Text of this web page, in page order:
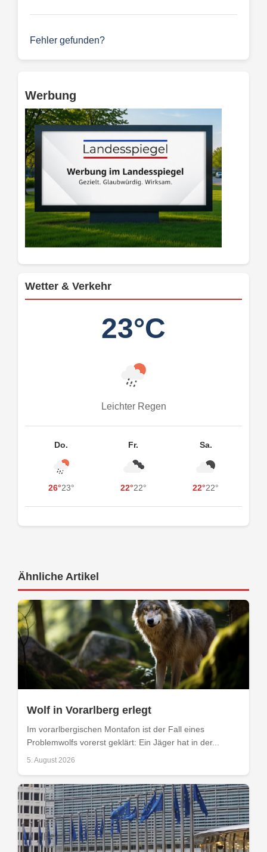
Fehler gefunden?
Werbung
Wetter & Verkehr
23°C
Leichter Regen
Do.
26°23°
Fr.
22°22°
Sa.
22°22°
Ähnliche Artikel
Wolf in Vorarlberg erlegt
Im vorarlbergischen Montafon ist der Fall eines
Problemwolfs vorerst geklärt: Ein Jäger hat in der...
5. August 2026